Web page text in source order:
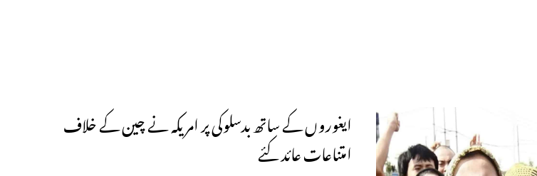
ایغوروں کے ساتھ بدسلوکی پر امریکہ نے چین کے خلاف
امتناعات عائد کئے